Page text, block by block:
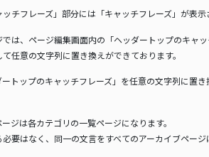
チフレーズ」部分には「キャッチフレーズ」が表示
は、ページ編集画面内の「ヘッダートップのキャ
任意の文字列に置き換えができております。
トップのキャッチフレーズ」を任意の文字列に置
ジは各カテゴリの一覧ページになります。
要はなく、同一の文言をすべてのアーカイブページ